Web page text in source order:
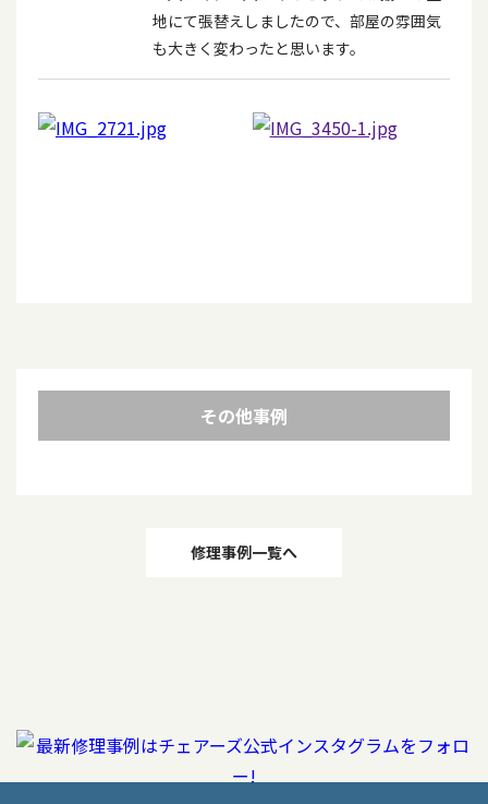
地にて張替えしましたので、部屋の雰囲気
も大きく変わったと思います。
その他事例
ゲ
修理事例一覧へ